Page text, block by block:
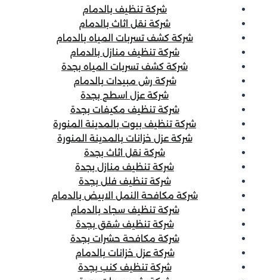
شركة تنظيف بالدمام
شركة نقل اثاث بالدمام
شركة كشف تسربات المياه بالدمام
شركة تنظيف منازل بالدمام
شركة كشف تسربات المياه بجدة
شركة رش مبيدات بالدمام
شركة عزل اسطح بجدة
شركة تنظيف مكيفات بجدة
شركة تنظيف بيوت بالمدينة المنورة
شركة عزل خزانات بالمدينة المنورة
شركة نقل اثاث بجدة
شركة تنظيف منازل بجدة
شركة تنظيف فلل بجدة
شركة مكافحة النمل الابيض بالدمام
شركة تنظيف سجاد بالدمام
شركة تنظيف شقق بجدة
شركة مكافحة حشرات بجدة
شركة عزل خزانات بالدمام
شركة تنظيف كنب بجدة